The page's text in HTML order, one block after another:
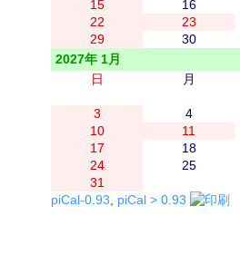
15
16
22
23
29
30
2027年 1月
日
月
3
4
10
11
17
18
24
25
31
piCal-0.93, piCal > 0.93